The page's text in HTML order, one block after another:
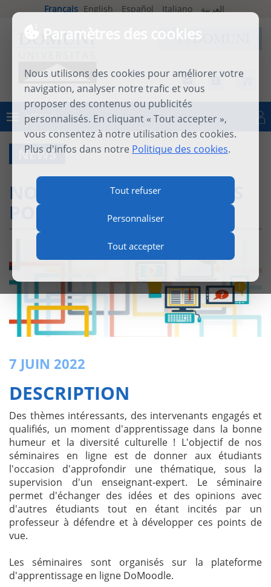
Paramètres des cookies
Nous utilisons des cookies pour améliorer votre
navigation, analyser notre trafic et vous
proposer des contenus ou publicités
personnalisés. En cliquant « Tout accepter »,
vous consentez à notre utilisation des cookies.
Plus d'infos dans notre Politique des cookies.
Tout refuser
Personnaliser
Tout accepter
Français English Español Italiano العربية
MENU Se connecter
NEWS
NOUVEAUX E-SÉMINAIRES
POUR L'AUTOMNE 2022 !
7 JUIN 2022
DESCRIPTION
Des thèmes intéressants, des intervenants engagés et
qualifiés, un moment d'apprentissage dans la bonne
humeur et la diversité culturelle ! L'objectif de nos
séminaires en ligne est de donner aux étudiants
l'occasion d'approfondir une thématique, sous la
supervision d'un enseignant-expert. Le séminaire
permet d'échanger des idées et des opinions avec
d'autres étudiants tout en étant incités par un
professeur à défendre et à développer ces points de
vue.
Les séminaires sont organisés sur la plateforme
d'apprentissage en ligne DoMoodle.